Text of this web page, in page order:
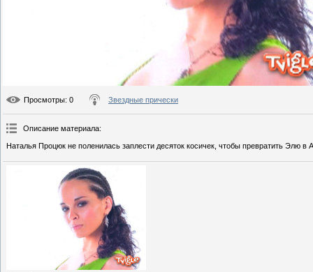
Просмотры: 0 Звездные прически
Описание материала:
Наталья Процюк не поленилась заплести десяток косичек, чтобы превратить Элю в